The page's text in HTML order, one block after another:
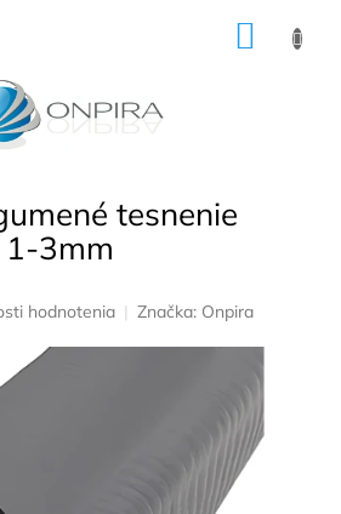
tesnenie
3mm
hodnotenia Značka: Onpira